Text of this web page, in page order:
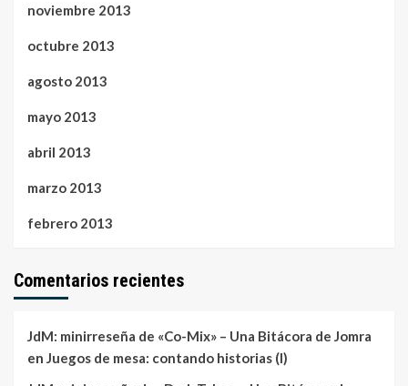
noviembre 2013
octubre 2013
agosto 2013
mayo 2013
abril 2013
marzo 2013
febrero 2013
Comentarios recientes
JdM: minirreseña de «Co-Mix» – Una Bitácora de Jomra
en Juegos de mesa: contando historias (I)